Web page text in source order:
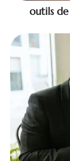
outils de